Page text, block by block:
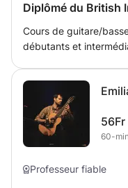
Diplômé du British
Cours de guitare/
débutants et
compétences en
sur les techniques.
enseignement en
vous souhaitez
afin que vous puissiez
56Fr
60-
Professeur fiable